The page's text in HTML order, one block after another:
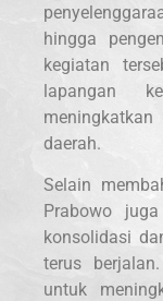
hingga
kegiatan
lapangan
daerah.
Selain
Prabowo
konsolidasi
terus
untuk